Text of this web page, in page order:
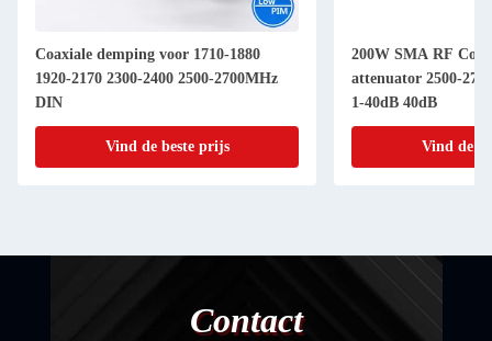
Coaxiale demping voor 1710-1880
1920-2170 2300-2400 2500-2700MHz
DIN
Vind de beste prijs
200W SMA RF
attenuator 2500-
1-40dB 40dB
Vind de
Contact